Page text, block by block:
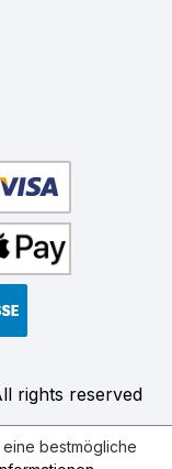
rights reserved
bestmögliche